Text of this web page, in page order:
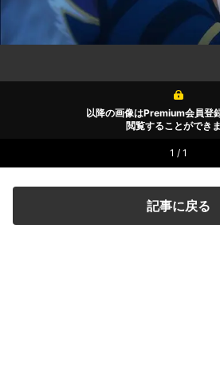
以降の画像はPremium会員登
閲覧することができ
1 / 1
記事に戻る